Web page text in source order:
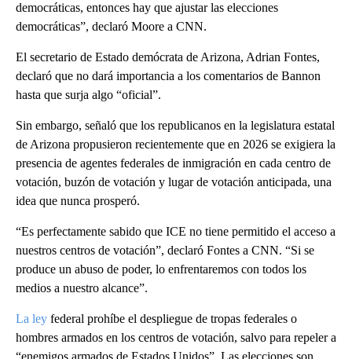
democráticas, entonces hay que ajustar las elecciones
democráticas”, declaró Moore a CNN.
El secretario de Estado demócrata de Arizona, Adrian Fontes,
declaró que no dará importancia a los comentarios de Bannon
hasta que surja algo “oficial”.
Sin embargo, señaló que los republicanos en la legislatura estatal
de Arizona propusieron recientemente que en 2026 se exigiera la
presencia de agentes federales de inmigración en cada centro de
votación, buzón de votación y lugar de votación anticipada, una
idea que nunca prosperó.
“Es perfectamente sabido que ICE no tiene permitido el acceso a
nuestros centros de votación”, declaró Fontes a CNN. “Si se
produce un abuso de poder, lo enfrentaremos con todos los
medios a nuestro alcance”.
La ley federal prohíbe el despliegue de tropas federales o
hombres armados en los centros de votación, salvo para repeler a